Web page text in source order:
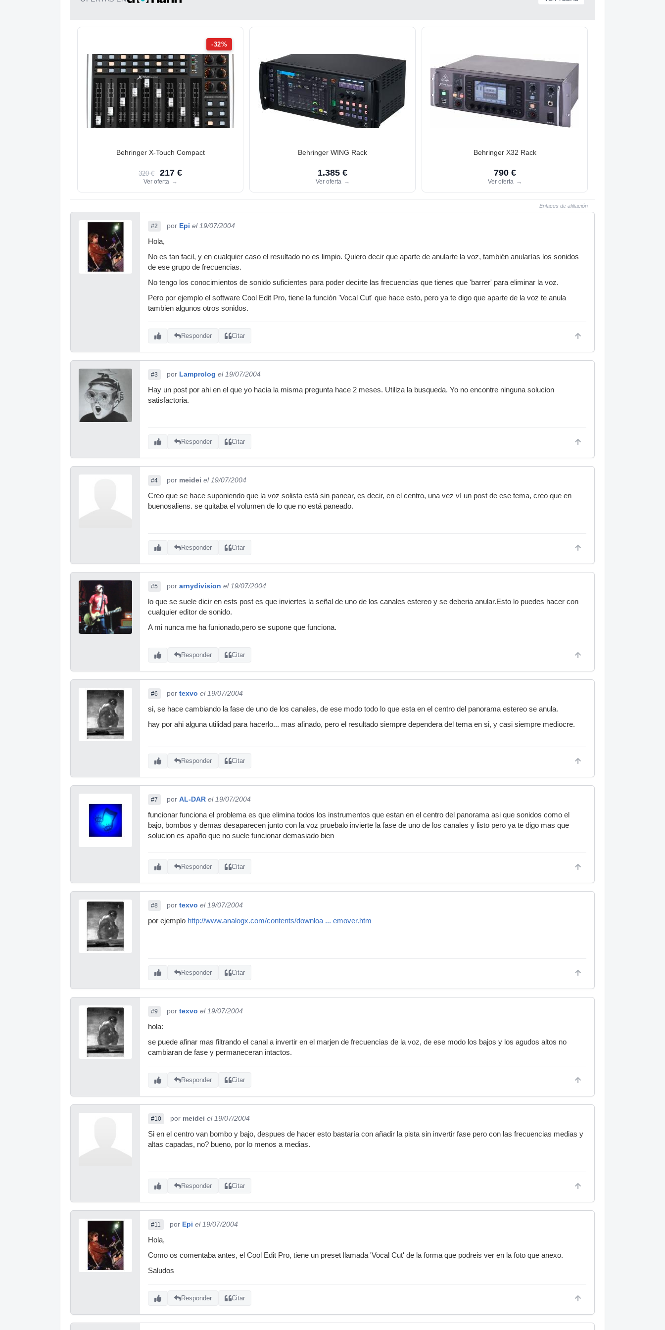
-32%
Behringer X-Touch Compact
320 € 217 €
Ver oferta →
Behringer WING Rack
1.385 €
Ver oferta →
Behringer X32 Rack
790 €
Ver oferta →
Enlaces de afiliación
#2 por Epi el 19/07/2004
Hola,
No es tan facil, y en cualquier caso el resultado no es limpio. Quiero decir que aparte de anularte la voz, también anularías los sonidos
de ese grupo de frecuencias.
No tengo los conocimientos de sonido suficientes para poder decirte las frecuencias que tienes que 'barrer' para eliminar la voz.
Pero por ejemplo el software Cool Edit Pro, tiene la función 'Vocal Cut' que hace esto, pero ya te digo que aparte de la voz te anula
tambien algunos otros sonidos.
Responder Citar
#3 por Lamprolog el 19/07/2004
Hay un post por ahi en el que yo hacia la misma pregunta hace 2 meses. Utiliza la busqueda. Yo no encontre ninguna solucion
satisfactoria.
Responder Citar
#4 por meidei el 19/07/2004
Creo que se hace suponiendo que la voz solista está sin panear, es decir, en el centro, una vez ví un post de ese tema, creo que en
buenosaliens. se quitaba el volumen de lo que no está paneado.
Responder Citar
#5 por arnydivision el 19/07/2004
lo que se suele dicir en ests post es que inviertes la señal de uno de los canales estereo y se deberia anular.Esto lo puedes hacer con
cualquier editor de sonido.
A mi nunca me ha funionado,pero se supone que funciona.
Responder Citar
#6 por texvo el 19/07/2004
si, se hace cambiando la fase de uno de los canales, de ese modo todo lo que esta en el centro del panorama estereo se anula.
hay por ahi alguna utilidad para hacerlo... mas afinado, pero el resultado siempre dependera del tema en si, y casi siempre mediocre.
Responder Citar
#7 por AL-DAR el 19/07/2004
funcionar funciona el problema es que elimina todos los instrumentos que estan en el centro del panorama asi que sonidos como el
bajo, bombos y demas desaparecen junto con la voz pruebalo invierte la fase de uno de los canales y listo pero ya te digo mas que
solucion es apaño que no suele funcionar demasiado bien
Responder Citar
#8 por texvo el 19/07/2004
por ejemplo http://www.analogx.com/contents/downloa ... emover.htm
Responder Citar
#9 por texvo el 19/07/2004
hola:
se puede afinar mas filtrando el canal a invertir en el marjen de frecuencias de la voz, de ese modo los bajos y los agudos altos no
cambiaran de fase y permaneceran intactos.
Responder Citar
#10 por meidei el 19/07/2004
Si en el centro van bombo y bajo, despues de hacer esto bastaría con añadir la pista sin invertir fase pero con las frecuencias medias y
altas capadas, no? bueno, por lo menos a medias.
Responder Citar
#11 por Epi el 19/07/2004
Hola,
Como os comentaba antes, el Cool Edit Pro, tiene un preset llamada 'Vocal Cut' de la forma que podreis ver en la foto que anexo.
Saludos
Responder Citar